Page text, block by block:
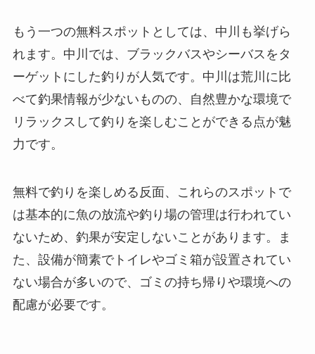
もう一つの無料スポットとしては、中川も挙げら
れます。中川では、ブラックバスやシーバスをタ
ーゲットにした釣りが人気です。中川は荒川に比
べて釣果情報が少ないものの、自然豊かな環境で
リラックスして釣りを楽しむことができる点が魅
力です。
無料で釣りを楽しめる反面、これらのスポットで
は基本的に魚の放流や釣り場の管理は行われてい
ないため、釣果が安定しないことがあります。ま
た、設備が簡素でトイレやゴミ箱が設置されてい
ない場合が多いので、ゴミの持ち帰りや環境への
配慮が必要です。